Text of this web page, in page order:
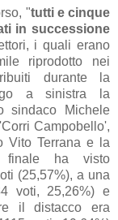
"tutti e cinque
in successione
i quali erano
riprodotto nei
durante la
a sinistra la
sindaco Michele
Campobello',
Vito Terrana e la
finale ha visto
(25,57%), a una
voti, 25,26%) e
il distacco era